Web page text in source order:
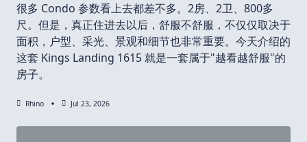
很多 Condo 参数看上去都差不多。2房、2卫、800多
尺。但是，真正住进去以后，舒服不舒服，不仅仅取决于
面积，户型、采光、景观和细节也非常重要。今天介绍的
这套 Kings Landing 1615 就是一套属于"越看越舒服"的
房子。
Rhino Jul 23, 2026